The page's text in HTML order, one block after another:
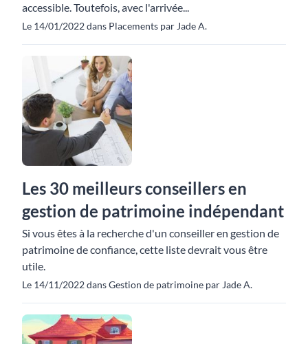
accessible. Toutefois, avec l'arrivée...
Le 14/01/2022 dans Placements par Jade A.
Les 30 meilleurs conseillers en
gestion de patrimoine indépendant
Si vous êtes à la recherche d'un conseiller en gestion de
patrimoine de confiance, cette liste devrait vous être
utile.
Le 14/11/2022 dans Gestion de patrimoine par Jade A.